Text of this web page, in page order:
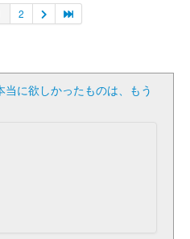
2
に欲しかったものは、もう